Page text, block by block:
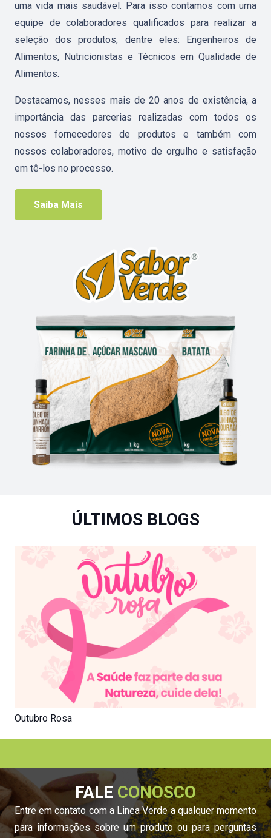
uma vida mais saudável. Para isso contamos com uma
equipe de colaboradores qualificados para realizar a
seleção dos produtos, dentre eles: Engenheiros de
Alimentos, Nutricionistas e Técnicos em Qualidade de
Alimentos.
Destacamos, nesses mais de 20 anos de existência, a
importância das parcerias realizadas com todos os
nossos fornecedores de produtos e também com
nossos colaboradores, motivo de orgulho e satisfação
em tê-los no processo.
Saiba Mais
ÚLTIMOS BLOGS
Outubro Rosa
FALE CONOSCO
Entre em contato com a Linea Verde a qualquer momento
para informações sobre um produto ou para perguntas